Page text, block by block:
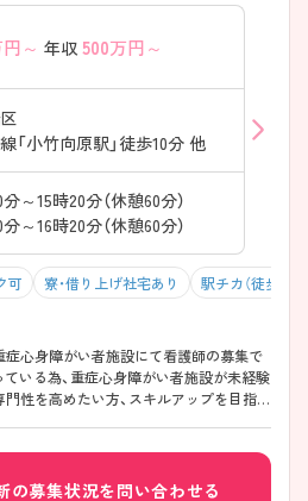
～ 年収 500万円～
「小竹向原駅」徒歩10分 他
～15時20分（休憩60分）
～16時20分（休憩60分）
可 寮・借り上げ社宅あり 駅チカ（徒歩10
症心身障がい者施設にて看護師の募集で
ている為、重症心身障がい者施設が未経験
性を高めたい方、スキルアップを目指し
の募集状況を問い合わせる